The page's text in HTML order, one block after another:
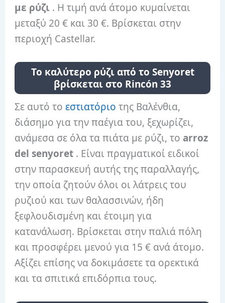
με ρύζι . Η τιμή ανά άτομο κυμαίνεται
μεταξύ 20 € και 30 €. Βρίσκεται στην
περιοχή Castellar.
Το καλύτερο ρύζι από το Senyoret
βρίσκεται στο Rincón 33
Σε αυτό τοεστιατόριοτης Βαλένθια,
διάσημο για την παέγια του, ξεχωρίζει,
ανάμεσα σε όλα τα πιάτα με ρύζι, το arroz
del senyoret . Είναι πραγματικοί ειδικοί
στην παρασκευή αυτής της παραλλαγής,
την οποία ζητούν όλοι οι λάτρεις του
ρυζιού και των θαλασσινών, ήδη
ξεφλουδισμένη και έτοιμη για
κατανάλωση. Βρίσκεται στην παλιά πόλη
και προσφέρει μενού για 15 € ανά άτομο.
Αξίζει επίσης να δοκιμάσετε τα ορεκτικά
και τα σπιτικά επιδόρπια τους.